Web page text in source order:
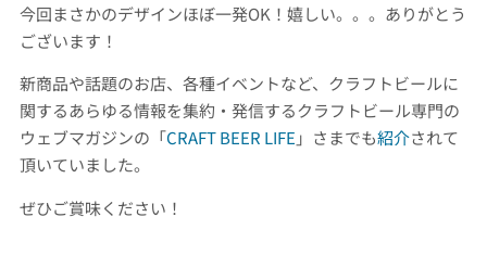
今回まさかのデザインほぼ一発OK！嬉しい。。。ありがとう
ございます！
新商品や話題のお店、各種イベントなど、クラフトビールに
関するあらゆる情報を集約・発信するクラフトビール専門の
ウェブマガジンの「CRAFT BEER LIFE 」さまでも紹介されて
頂いていました。
ぜひご賞味ください！